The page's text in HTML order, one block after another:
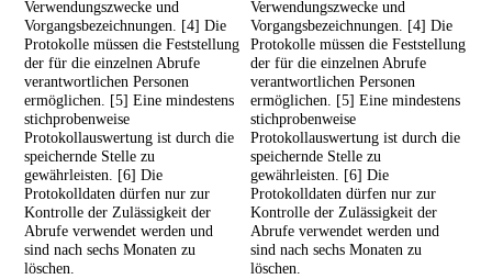
Verwendungszwecke und
Vorgangsbezeichnungen. [4] Die
Protokolle müssen die Feststellung
der für die einzelnen Abrufe
verantwortlichen Personen
ermöglichen. [5] Eine mindestens
stichprobenweise
Protokollauswertung ist durch die
speichernde Stelle zu
gewährleisten. [6] Die
Protokolldaten dürfen nur zur
Kontrolle der Zulässigkeit der
Abrufe verwendet werden und
sind nach sechs Monaten zu
löschen.
Verwendungszwecke und
Vorgangsbezeichnungen. [4] Die
Protokolle müssen die Feststellung
der für die einzelnen Abrufe
verantwortlichen Personen
ermöglichen. [5] Eine mindestens
stichprobenweise
Protokollauswertung ist durch die
speichernde Stelle zu
gewährleisten. [6] Die
Protokolldaten dürfen nur zur
Kontrolle der Zulässigkeit der
Abrufe verwendet werden und
sind nach sechs Monaten zu
löschen.